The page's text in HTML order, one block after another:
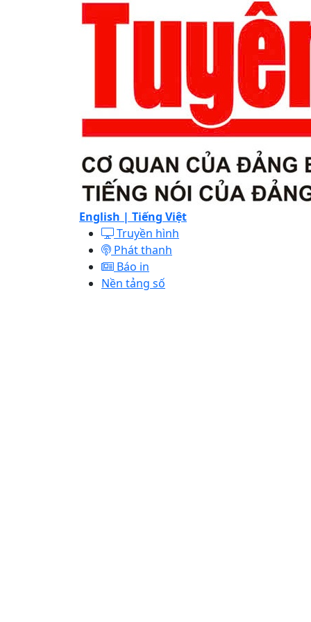
English | Tiếng Việt
Truyền hình
Phát thanh
Báo in
Nền tảng số